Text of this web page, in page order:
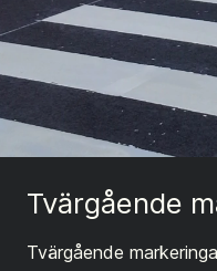
Tvärgående
Tvärgående